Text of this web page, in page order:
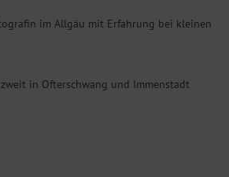
im Allgäu mit Erfahrung bei kleinen
in Ofterschwang und Immenstadt